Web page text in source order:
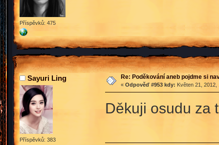
Příspěvků: 475
Sayuri Ling
Příspěvků: 383
Re: Poděkování aneb pojdme si
« Odpověď #953 kdy: Květen 21, 2012,
Děkuji osudu za